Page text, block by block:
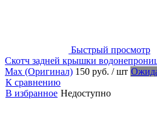
Быстрый просмотр
Скотч задней крышки
Max (Оригинал) 150 руб. / шт
К сравнению
В избранное Недоступно